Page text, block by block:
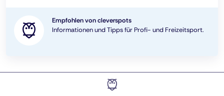
Empfohlen von cleverspots
Informationen und Tipps für Profi- und Freizeitsport.